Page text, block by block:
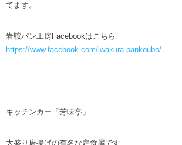
てます。
岩鞍パン工房Facebookはこちら
https://www.facebook.com/iwakura.pankoubo/
キッチンカー「芳味亭」
大盛り唐揚げの有名な定食屋です